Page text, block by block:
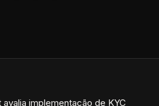
avalia implementação de KYC